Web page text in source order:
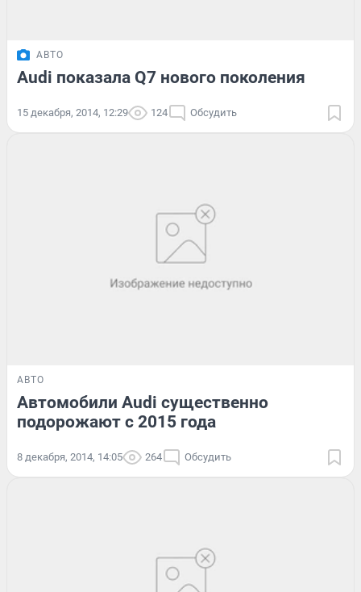
АВТО
Audi показала Q7 нового поколения
15 декабря, 2014, 12:29 124 Обсудить
АВТО
Автомобили Audi существенно
подорожают с 2015 года
8 декабря, 2014, 14:05 264 Обсудить